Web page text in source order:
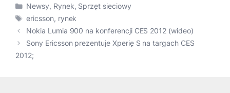
Kategorie
Newsy, Rynek, Sprzęt sieciowy
Tagi
ericsson, rynek
Nokia Lumia 900 na konferencji CES 2012 (wideo)
Sony Ericsson prezentuje Xperię S na targach CES
2012;